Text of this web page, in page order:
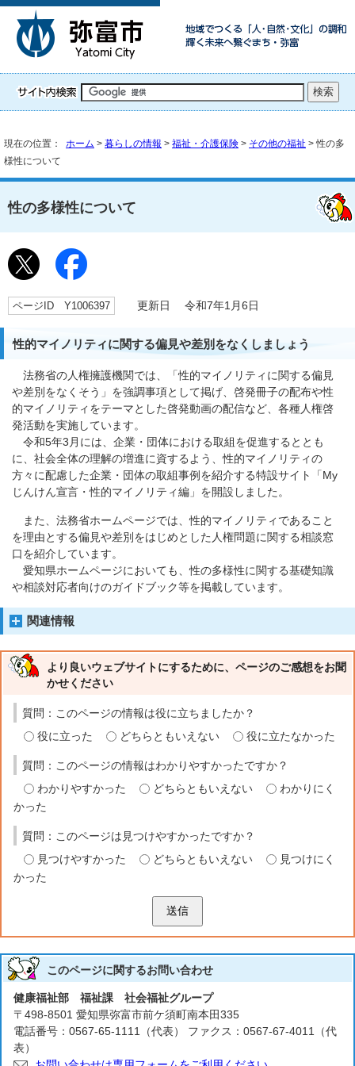
現在の位置： ホーム > 暮らしの情報 > 福祉・介護保険 > その他の福祉 > 性の多
様性について
性の多様性について
ページID Y1006397 更新日 令和7年1月6日
性的マイノリティに関する偏見や差別をなくしましょう
法務省の人権擁護機関では、「性的マイノリティに関する偏見
や差別をなくそう」を強調事項として掲げ、啓発冊子の配布や性
的マイノリティをテーマとした啓発動画の配信など、各種人権啓
発活動を実施しています。
令和5年3月には、企業・団体における取組を促進するととも
に、社会全体の理解の増進に資するよう、性的マイノリティの
方々に配慮した企業・団体の取組事例を紹介する特設サイト「My
じんけん宣言・性的マイノリティ編」を開設しました。
また、法務省ホームページでは、性的マイノリティであること
を理由とする偏見や差別をはじめとした人権問題に関する相談窓
口を紹介しています。
愛知県ホームページにおいても、性の多様性に関する基礎知識
や相談対応者向けのガイドブック等を掲載しています。
関連情報
より良いウェブサイトにするために、ページのご感想をお聞
かせください
質問：このページの情報は役に立ちましたか？
役に立った
どちらともいえない 役に立たなかった
質問：このページの情報はわかりやすかったですか？
わかりやすかった
どちらともいえない
わかりにく
かった
質問：このページは見つけやすかったですか？
見つけやすかった
どちらともいえない
見つけにく
かった
送信
このページに関するお問い合わせ
健康福祉部 福祉課 社会福祉グループ
〒498-8501 愛知県弥富市前ケ須町南本田335
電話番号：0567-65-1111（代表） ファクス：0567-67-4011（代
表）